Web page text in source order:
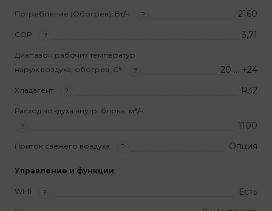
Потребление (Обогрев), Вт/ч ? 2160
COP ? 3,71
Диапазон рабочих температур
наруж.воздуха, обогрев, С°
? -20 … +24
Хладагент ? R32
Расход воздуха внутр. блока, м³/ч
?
1100
Приток свежего воздуха ? Опция
Управление и функции
Wi-fi ? Есть